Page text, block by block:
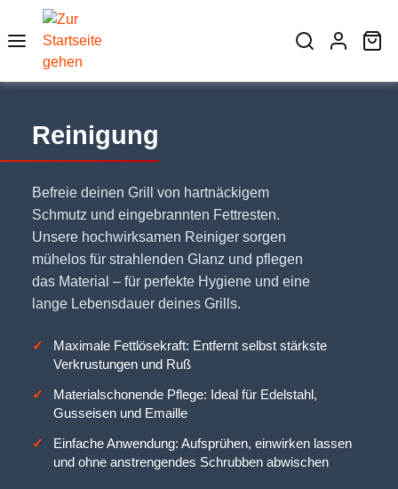
Zum Hauptinhalt springen
Reinigung
Befreie deinen Grill von hartnäckigem
Schmutz und eingebrannten Fettresten.
Unsere hochwirksamen Reiniger sorgen
mühelos für strahlenden Glanz und pflegen
das Material – für perfekte Hygiene und eine
lange Lebensdauer deines Grills.
Maximale Fettlösekraft: Entfernt selbst stärkste
Verkrustungen und Ruß
Materialschonende Pflege: Ideal für Edelstahl,
Gusseisen und Emaille
Einfache Anwendung: Aufsprühen, einwirken lassen
und ohne anstrengendes Schrubben abwischen